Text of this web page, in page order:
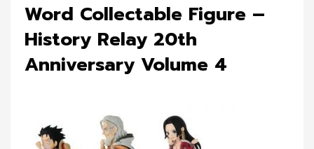
Word Collectable Figure –
History Relay 20th
Anniversary Volume 4